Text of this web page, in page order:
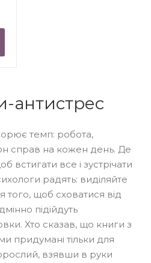
антистрес
темп: робота,
справ на кожен день. Де
встигати все і зустрічати
радять: виділяйте
того, щоб сховатися від
підійдуть
Хто сказав, що книги з
придумані тільки для
взявши в руки